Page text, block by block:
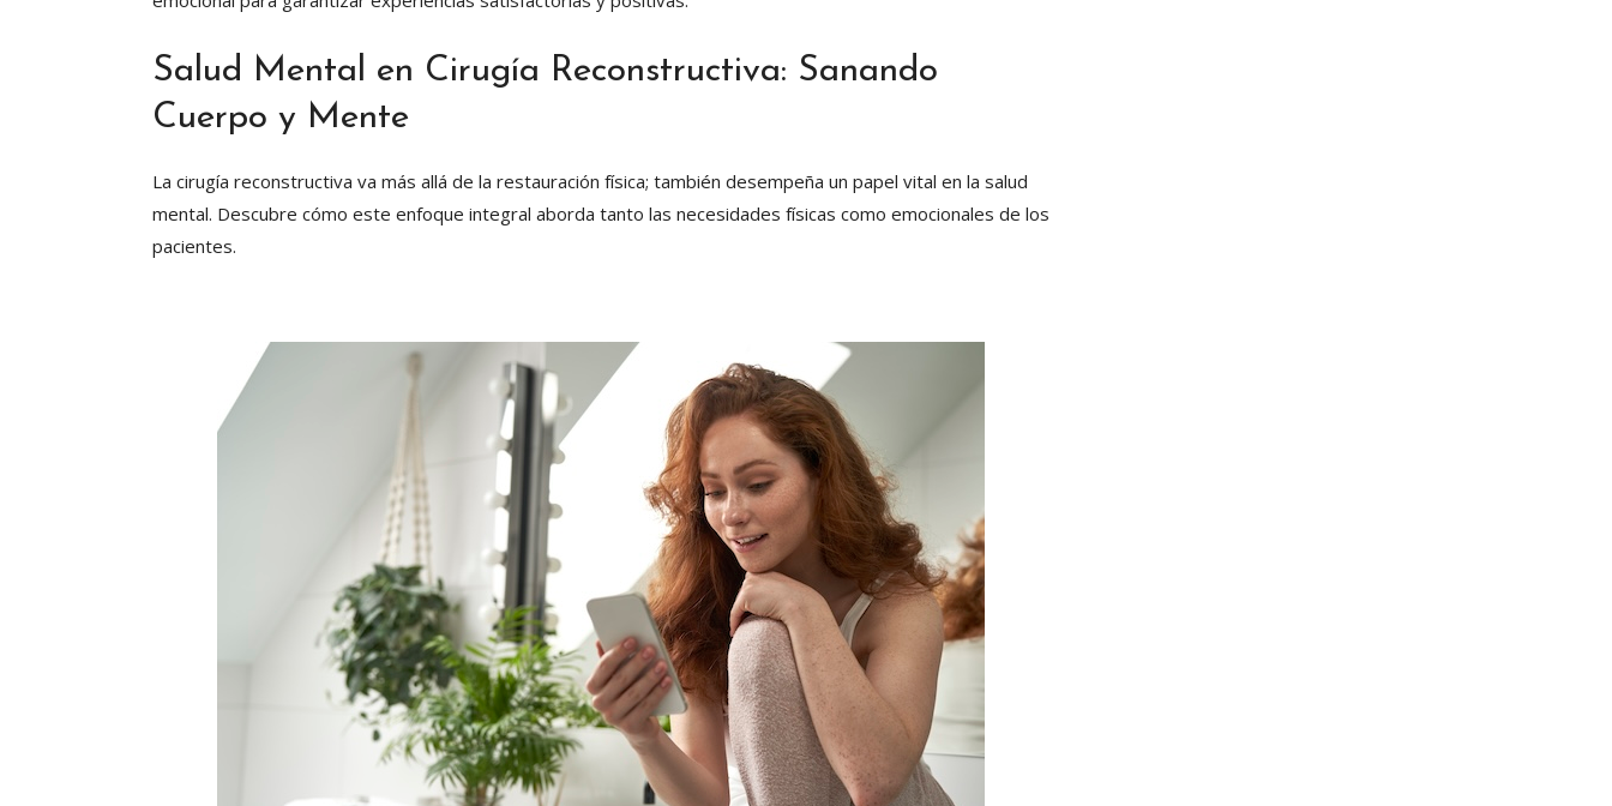
Salud Mental en Cirugía Reconstructiva: Sanando
Cuerpo y Mente
La cirugía reconstructiva va más allá de la restauración física; también desempeña un papel vital en la salud
mental. Descubre cómo este enfoque integral aborda tanto las necesidades físicas como emocionales de los
pacientes.